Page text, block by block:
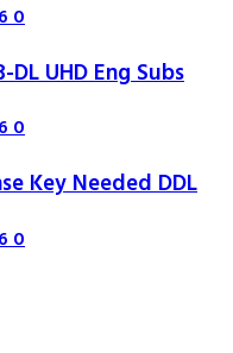
0
UHD Eng Subs
0
Key Needed DDL
0